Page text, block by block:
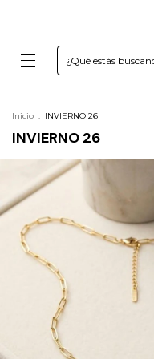
Inicio . INVIERNO 26
INVIERNO 26